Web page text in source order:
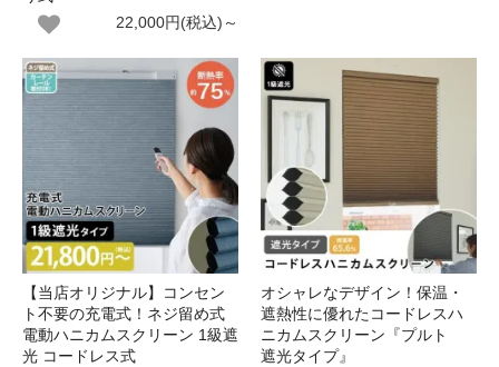
22,000円(税込)～
【当店オリジナル】コンセン
ト不要の充電式！ネジ留め式
電動ハニカムスクリーン 1級遮
光 コードレス式
オシャレなデザイン！保温・
遮熱性に優れたコードレスハ
ニカムスクリーン『プルト
遮光タイプ』